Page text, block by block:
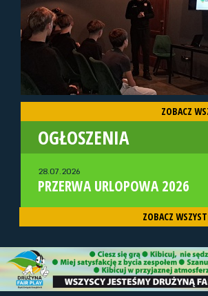
ZOBACZ
OGŁOSZENIA
28.07.2026
PRZERWA URLOPOWA 2026
ZOBACZ